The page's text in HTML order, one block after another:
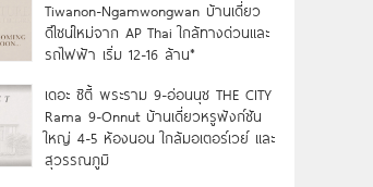
Tiwanon-Ngamwongwan บ้านเดี่ยว
ดีไซน์ใหม่จาก AP Thai ใกล้ทางด่วนและ
รถไฟฟ้า เริ่ม 12-16 ล้าน*
เดอะ ซิตี้ พระราม 9-อ่อนนุช THE CITY
Rama 9-Onnut บ้านเดี่ยวหรูฟังก์ชัน
ใหญ่ 4-5 ห้องนอน ใกล้มอเตอร์เวย์ และ
สุวรรณภูมิ